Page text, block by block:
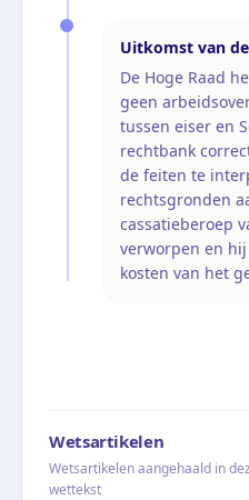
Uitkomst van
De Hoge Raad
geen
tussen eiser en
rechtbank
de feiten te
rechtsgronden
cassatieberoep
verworpen en
kosten van het
Wetsartikelen
Wetsartikelen aangehaald in
wettekst